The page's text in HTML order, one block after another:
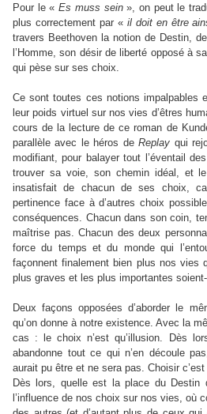
Pour le «Es muss sein», on peut le
plus correctement par « il doit en être
travers Beethoven la notion de Destin,
l’Homme, son désir de liberté opposé à
qui pèse sur ses choix.
Ce sont toutes ces notions impalpables
leur poids virtuel sur nos vies d’êtres
cours de la lecture de ce roman de
parallèle avec le héros deReplay qui
modifiant, pour balayer tout l’éventail
trouver sa voie, son chemin idéal, et
insatisfait de chacun de ses choix,
pertinence face à d’autres choix
conséquences. Chacun dans son coin,
maîtrise pas. Chacun des deux
force du temps et du monde qui
façonnent finalement bien plus nos vies
plus graves et les plus importantes
Deux façons opposées d’aborder le
qu’on donne à notre existence. Avec la
cas : le choix n’est qu’illusion. Dès
abandonne tout ce qui n’en découle
aurait pu être et ne sera pas. Choisir
Dès lors, quelle est la place du Destin
l’influence de nos choix sur nos vies, où